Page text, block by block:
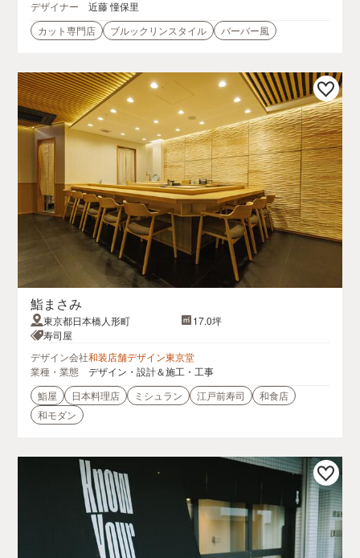
デザイナー
近藤 憧保里
カット専門店
ブルックリンスタイル バーバー風
鮨まさみ
東京都日本橋人形町
17.0坪
寿司屋
デザイン会社和装店舗デザイン東京堂
業種・業態
デザイン・設計＆施工・工事
鮨屋
日本料理店 ミシュラン 江戸前寿司
和食店
和モダン